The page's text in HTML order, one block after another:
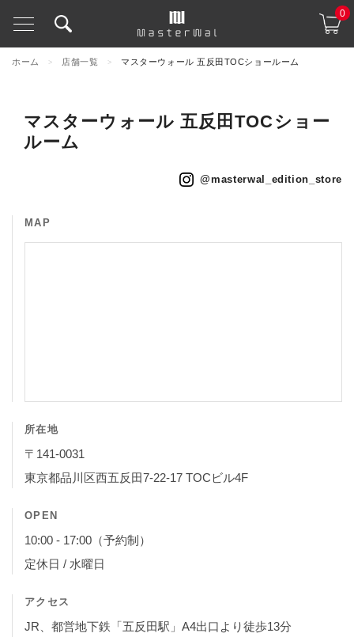
0
ホーム > 店舗一覧 > マスターウォール 五反田TOCショールーム
マスターウォール 五反田TOCショー
ルーム
@masterwal_edition_store
MAP
所在地
〒141-0031
東京都品川区西五反田7-22-17 TOCビル4F
OPEN
10:00 - 17:00（予約制）
定休日 / 水曜日
アクセス
JR、都営地下鉄「五反田駅」A4出口より徒歩13分